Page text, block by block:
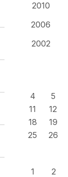
2010
2006
2002
4
5
11
12
18
19
25
26
1
2